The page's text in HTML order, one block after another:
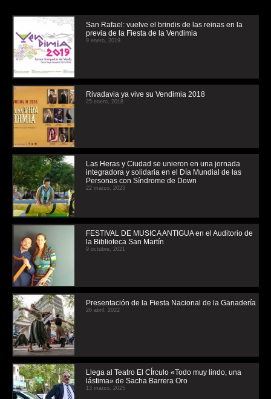
San Rafael: vuelve el brindis de las reinas en la
previa de la Fiesta de la Vendimia
9 enero, 2019
Rivadavia ya vive su Vendimia 2018
25 enero, 2018
Las Heras y Ciudad se unieron en una jornada
integradora y solidaria en el Día Mundial de las
Personas con Síndrome de Down
22 marzo, 2023
FESTIVAL DE MUSICA ANTIGUA en el Auditorio de
la Biblioteca San Martín
9 octubre, 2021
Presentación de la Fiesta Nacional de la Ganadería
26 abril, 2022
Llega al Teatro El CÍrculo «Todo muy lindo, una
lástima» de Sacha Barrera Oro
13 marzo, 2025